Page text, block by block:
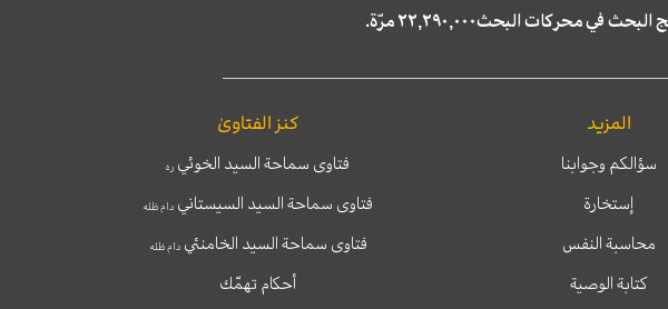
المزيد
سؤالكم وجوابنا
إستخارة
محاسبة النفس
كتابة الوصية
كنز الفتاوىٰ
فتاوى سماحة السيد الخوئي ره
فتاوى سماحة السيد السيستاني دام ظله
فتاوى سماحة السيد الخامنئيدام ظله
أحكام تهمّك